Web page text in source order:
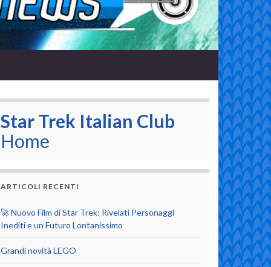
Star Trek Italian Club
Home
ARTICOLI RECENTI
🚀 Nuovo Film di Star Trek: Rivelati Personaggi
Inediti e un Futuro Lontanissimo
Grandi novità LEGO